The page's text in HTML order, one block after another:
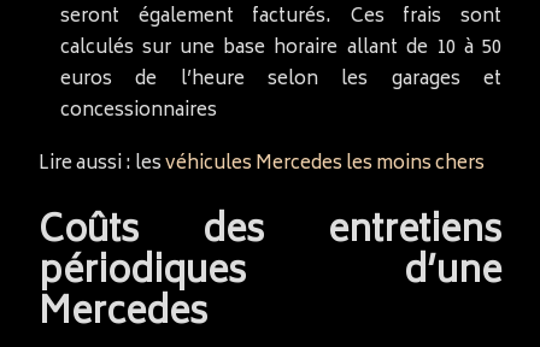
seront également facturés. Ces frais sont
calculés sur une base horaire allant de 10 à 50
euros de l’heure selon les garages et
concessionnaires
Lire aussi : lesvéhicules Mercedes les moins chers
Coûts des entretiens
périodiques d’une
Mercedes